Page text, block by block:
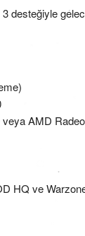
desteğiyle
AMD
HQ ve